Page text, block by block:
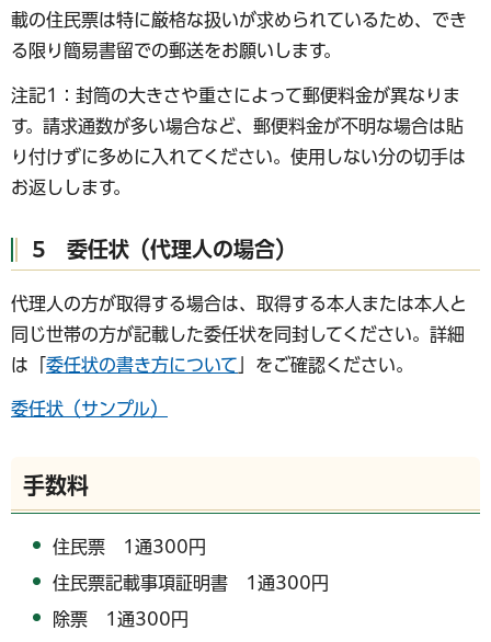
載の住民票は特に厳格な扱いが求められているため、でき
る限り簡易書留での郵送をお願いします。
注記1：封筒の大きさや重さによって郵便料金が異なりま
す。請求通数が多い場合など、郵便料金が不明な場合は貼
り付けずに多めに入れてください。使用しない分の切手は
お返しします。
5 委任状（代理人の場合）
代理人の方が取得する場合は、取得する本人または本人と
同じ世帯の方が記載した委任状を同封してください。詳細
は「 委任状の書き方について 」をご確認ください。
委任状（サンプル）
手数料
住民票 1通300円
住民票記載事項証明書 1通300円
除票 1通300円